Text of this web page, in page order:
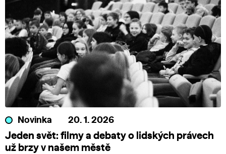
Novinka 20. 1. 2026
Jeden svět: filmy a debaty o lidských právech
už brzy v našem městě